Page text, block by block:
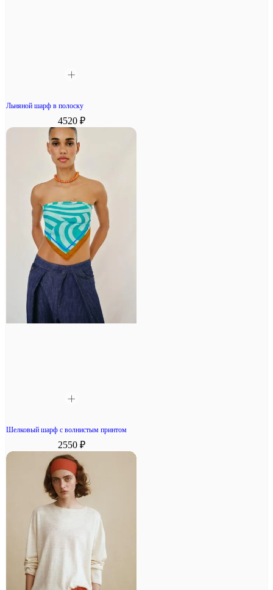
Льняной шарф в полоску
4520 ₽
Шелковый шарф с волнистым принтом
2550 ₽